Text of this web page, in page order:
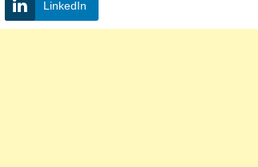
LinkedIn